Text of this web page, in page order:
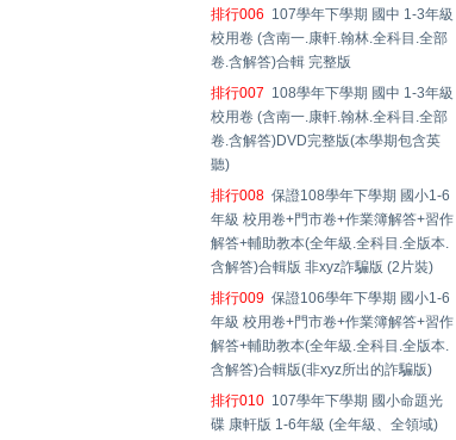
排行006 107學年下學期 國中 1-3年級
校用卷 (含南一.康軒.翰林.全科目.全部
卷.含解答)合輯 完整版
排行007 108學年下學期 國中 1-3年級
校用卷 (含南一.康軒.翰林.全科目.全部
卷.含解答)DVD完整版(本學期包含英
聽)
排行008 保證108學年下學期 國小1-6
年級 校用卷+門市卷+作業簿解答+習作
解答+輔助教本(全年級.全科目.全版本.
含解答)合輯版 非xyz詐騙版 (2片裝)
排行009 保證106學年下學期 國小1-6
年級 校用卷+門市卷+作業簿解答+習作
解答+輔助教本(全年級.全科目.全版本.
含解答)合輯版(非xyz所出的詐騙版)
排行010 107學年下學期 國小命題光
碟 康軒版 1-6年級 (全年級、全領域)